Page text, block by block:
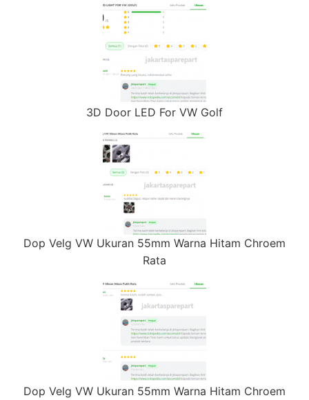
3D Door LED For VW Golf
Dop Velg VW Ukuran 55mm Warna Hitam Chroem
Rata
Dop Velg VW Ukuran 55mm Warna Hitam Chroem